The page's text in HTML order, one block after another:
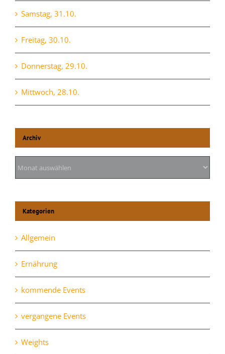
Samstag, 31.10.
Freitag, 30.10.
Donnerstag, 29.10.
Mittwoch, 28.10.
Archiv
Archiv
Kategorien
Allgemein
Ernährung
kommende Events
vergangene Events
Weights